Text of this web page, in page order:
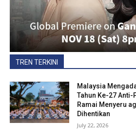
TREN TERKINI
Malaysia
Tahun Ke-27 Anti-
Ramai Menyeru
Dihentikan
July 22, 2026